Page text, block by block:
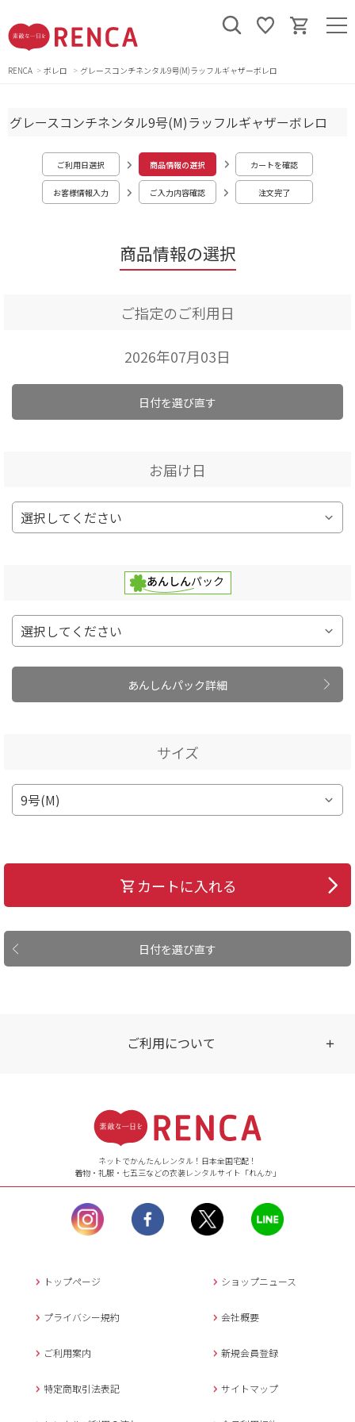
RENCA ボレロ グレースコンチネンタル9号(M)ラッフルギャザーボレロ
商品情報の選択
グレースコンチネンタル9号(M)ラッフルギャザーボレロ
ご利用日選択 商品情報の選択 カートを確認
お客様情報入力 ご入力内容確認 注文完了
ご指定のご利用日
2026年07月03日
日付を選び直す
お届け日
あんしんパック詳細
サイズ
日付を選び直す
カートに入れる
ご利用について
【ご注文（インターネット）】
24時間年中無休
【お問い合わせ窓口（メー
ル）】10:00~17:00
土曜日、日曜日、臨
時休業日を除く。
営業時間外にいただ
返信させていただきま
年末年始、大型連休
メールでのお問い合わせ
ネットでかんたんレンタル！日本全国宅配！
着物・礼服・七五三などの衣装レンタルサイト「れんか」
トップページ ショップニュース
プライバシー規約 会社概要
ご利用案内 新規会員登録
特定商取引法表記 サイトマップ